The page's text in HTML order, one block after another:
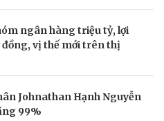
ngân hàng triệu tỷ, lợi
đồng, vị thế mới trên thị
Johnathan Hạnh Nguyễn
99%